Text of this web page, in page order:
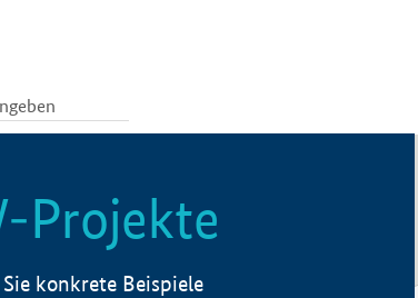
Projekte
konkrete Beispiele